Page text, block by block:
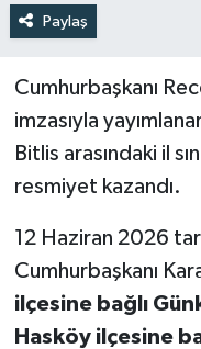
Paylaş
Cumhurbaşkanı
imzasıyla
Bitlis arasındaki il
resmiyet kazandı.
12 Haziran 2026
Cumhurbaşkanı
ilçesine bağlı
Hasköy ilçesine